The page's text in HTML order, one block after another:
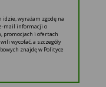
idzie, wyrażam zgodę na
mail informacji o
promocjach i ofertach
wycofać, a szczegóły
znajdę w Polityce